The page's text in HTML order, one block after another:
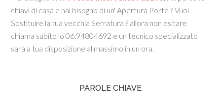
chiavi di casa e hai bisogno di un' Apertura Porte ? Vuoi
Sostituire la tua vecchia Serratura ? allora non esitare
chiama subito lo 06.94804692 e un tecnico specializzato
sarà a tua disposizione al massimo in un ora.
PAROLE CHIAVE